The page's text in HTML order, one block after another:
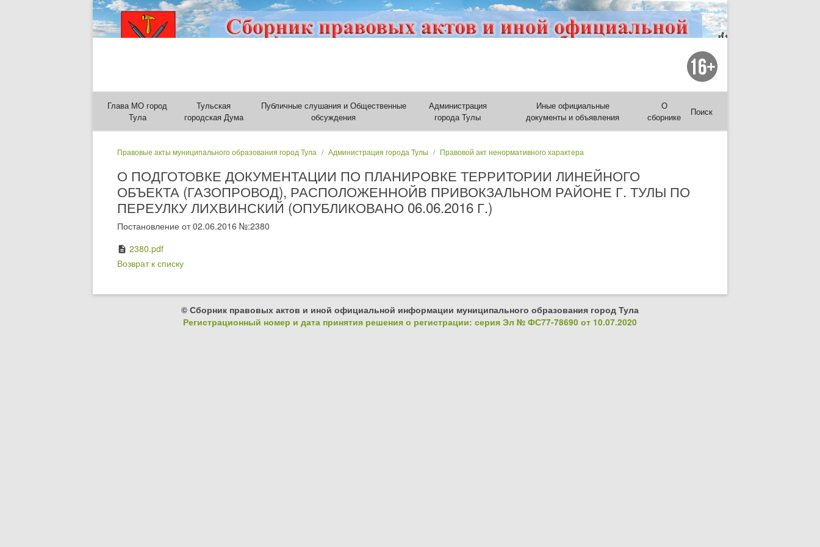
Глава МО город
Тула
Тульская
городская Дума
Публичные слушания и Общественные
обсуждения
Администрация
города Тулы
Иные официальные
документы и объявления
О
сборнике
Поиск
Правовые акты муниципального образования город Тула Администрация города Тулы Правовой акт ненормативного характера
О ПОДГОТОВКЕ ДОКУМЕНТАЦИИ ПО ПЛАНИРОВКЕ ТЕРРИТОРИИ ЛИНЕЙНОГО
ОБЪЕКТА (ГАЗОПРОВОД), РАСПОЛОЖЕННОЙВ ПРИВОКЗАЛЬНОМ РАЙОНЕ Г. ТУЛЫ ПО
ПЕРЕУЛКУ ЛИХВИНСКИЙ (ОПУБЛИКОВАНО 06.06.2016 Г.)
Постановление от 02.06.2016 №:2380
description 2380.pdf
Возврат к списку
© Сборник правовых актов и иной официальной информации муниципального образования город Тула
Регистрационный номер и дата принятия решения о регистрации: серия Эл № ФС77-78690 от 10.07.2020